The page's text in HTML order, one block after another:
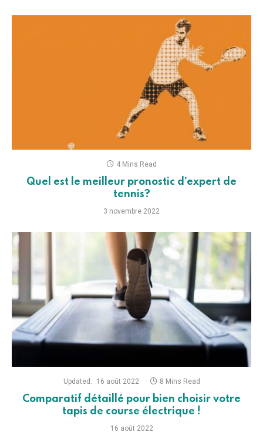
4 Mins Read
Quel est le meilleur pronostic d’expert de
tennis?
3 novembre 2022
Updated: 16 août 2022 8 Mins Read
Comparatif détaillé pour bien choisir votre
tapis de course électrique !
16 août 2022